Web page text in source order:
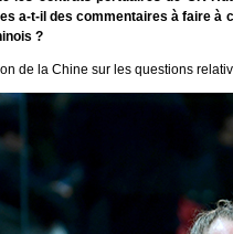
a-t-il des commentaires à faire à
?
de la Chine sur les questions